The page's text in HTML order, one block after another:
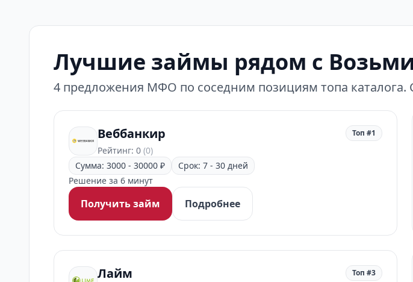
Лучшие займы рядом с
4 предложения МФО по соседним позициям топа
Веббанкир
Рейтинг: 0 (0)
Топ #1
Сумма: 3000 - 30000 ₽
Срок: 7 - 30 дней
Решение за 6 минут
Получить займ Подробнее
Лайм Топ #3